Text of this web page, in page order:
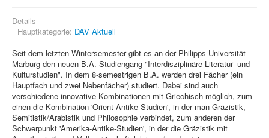
Details
Hauptkategorie: DAV Aktuell
Seit dem letzten Wintersemester gibt es an der Philipps-Universität
Marburg den neuen B.A.-Studiengang "Interdisziplinäre Literatur- und
Kulturstudien". In dem 8-semestrigen B.A. werden drei Fächer (ein
Hauptfach und zwei Nebenfächer) studiert. Dabei sind auch
verschiedene innovative Kombinationen mit Griechisch möglich, zum
einen die Kombination 'Orient-Antike-Studien', in der man Gräzistik,
Semitistik/Arabistik und Philosophie verbindet, zum anderen der
Schwerpunkt 'Amerika-Antike-Studien', in der die Gräzistik mit